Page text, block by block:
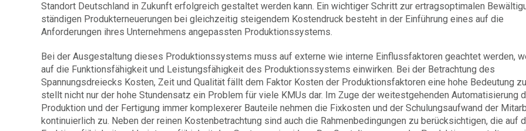
Standort Deutschland in Zukunft erfolgreich gestaltet werden kann. Ein wichtiger Schritt zur ertragsoptimalen
ständigen Produkterneuerungen bei gleichzeitig steigendem Kostendruck besteht in der Einführung eines auf die
Anforderungen ihres Unternehmens angepassten Produktionssystems.
Bei der Ausgestaltung dieses Produktionssystems muss auf externe wie interne Einflussfaktoren geachtet werden,
auf die Funktionsfähigkeit und Leistungsfähigkeit des Produktionssystems einwirken. Bei der Betrachtung des
Spannungsdreiecks Kosten, Zeit und Qualität fällt dem Faktor Kosten der Produktionsfaktoren eine hohe Bedeutung
stellt nicht nur der hohe Stundensatz ein Problem für viele KMUs dar. Im Zuge der weitestgehenden Automatisierung
Produktion und der Fertigung immer komplexerer Bauteile nehmen die Fixkosten und der Schulungsaufwand der
kontinuierlich zu. Neben der reinen Kostenbetrachtung sind auch die Rahmenbedingungen zu berücksichtigen, die auf